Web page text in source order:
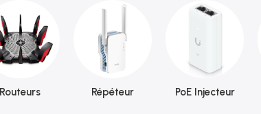
Routeurs Répéteur PoE Injecteur